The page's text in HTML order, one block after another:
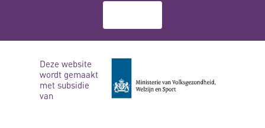
Deze website
wordt gemaakt
met subsidie
van